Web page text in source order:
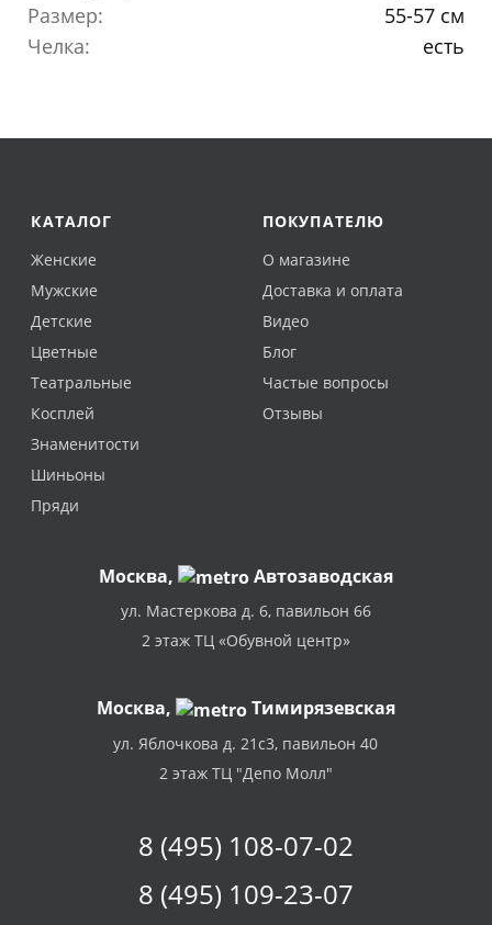
Размер:
55-57 см
Челка:
есть
КАТАЛОГ
Женские
Мужские
Детские
Цветные
Театральные
Косплей
Знаменитости
Шиньоны
Пряди
ПОКУПАТЕЛЮ
О магазине
Доставка и оплата
Видео
Блог
Частые вопросы
Отзывы
Москва, Автозаводская
ул. Мастеркова д. 6, павильон 66
2 этаж ТЦ «Обувной центр»
Москва, Тимирязевская
ул. Яблочкова д. 21с3, павильон 40
2 этаж ТЦ "Депо Молл"
8 (495) 108-07-02
8 (495) 109-23-07